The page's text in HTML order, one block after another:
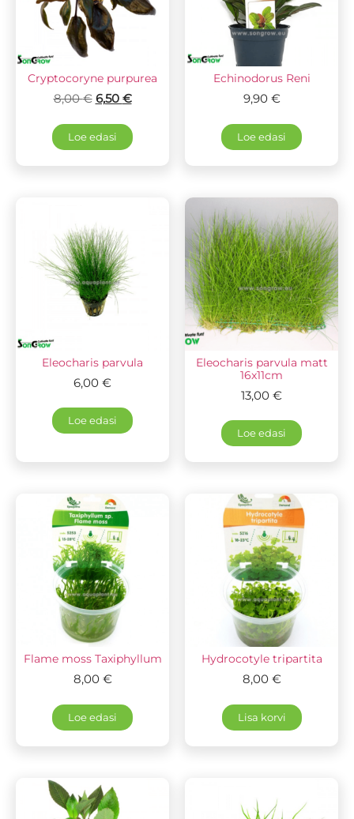
Cryptocoryne purpurea
8,00€ 6,50 €
Loe edasi
Echinodorus Reni
9,90 €
Loe edasi
Eleocharis parvula
6,00 €
Loe edasi
Eleocharis parvula matt
16x11cm
13,00 €
Loe edasi
Flame moss Taxiphyllum
8,00 €
Loe edasi
Hydrocotyle tripartita
8,00 €
Lisa korvi